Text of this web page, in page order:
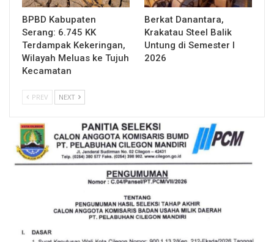
BPBD Kabupaten
Serang: 6.745 KK
Terdampak Kekeringan,
Wilayah Meluas ke Tujuh
Kecamatan
Berkat Danantara,
Krakatau Steel Balik
Untung di Semester I
2026
PREV NEXT